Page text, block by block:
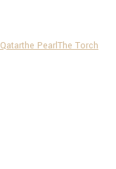
Qatarthe PearlThe Torch